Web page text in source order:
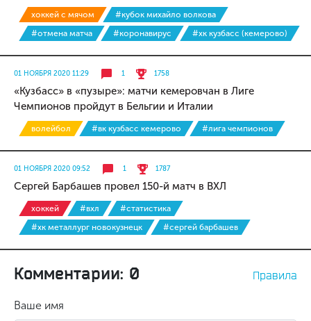
хоккей с мячом
#кубок михайло волкова
#отмена матча
#коронавирус #хк кузбасс (кемерово)
01 НОЯБРЯ 2020 11:29 1 1758
«Кузбасс» в «пузыре»: матчи кемеровчан в Лиге
Чемпионов пройдут в Бельгии и Италии
волейбол #вк кузбасс кемерово #лига чемпионов
01 НОЯБРЯ 2020 09:52 1 1787
Сергей Барбашев провел 150-й матч в ВХЛ
хоккей #вхл
#статистика
#хк металлург новокузнецк
#сергей барбашев
Комментарии: 0 Правила
Ваше имя